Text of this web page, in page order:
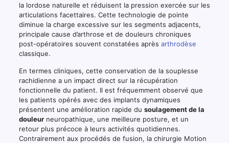
la lordose naturelle et réduisent la pression exercée sur les
articulations facettaires. Cette technologie de pointe
diminue la charge excessive sur les segments adjacents,
principale cause d’arthrose et de douleurs chroniques
post-opératoires souvent constatées après arthrodèse
classique.
En termes cliniques, cette conservation de la souplesse
rachidienne a un impact direct sur la récupération
fonctionnelle du patient. Il est fréquemment observé que
les patients opérés avec des implants dynamiques
présentent une amélioration rapide du soulagement de la
douleurneuropathique, une meilleure posture, et un
retour plus précoce à leurs activités quotidiennes.
Contrairement aux procédés de fusion, la chirurgie Motion